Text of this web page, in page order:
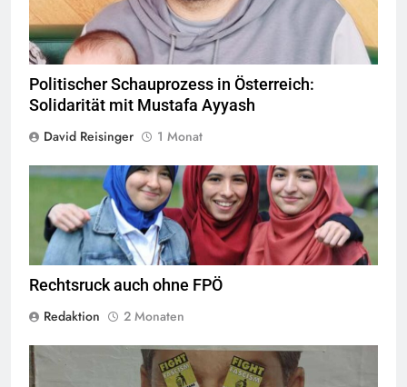
Politischer Schauprozess in Österreich:
Solidarität mit Mustafa Ayyash
David Reisinger
1 Monat
Das Kopftuchverbot hat nur den Zweck Muslime zu stigmatisieren,
Quelle©CC-BY-2.0
Rechtsruck auch ohne FPÖ
Redaktion
2 Monaten
© linkswende.org, CC-BY-SA-1.0